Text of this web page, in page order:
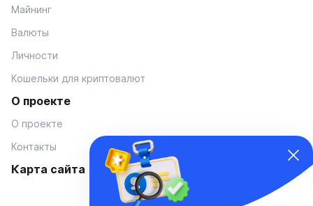
Майнинг
Валюты
Личности
Кошельки для криптовалют
О проекте
О проекте
Контакты
Карта сайта